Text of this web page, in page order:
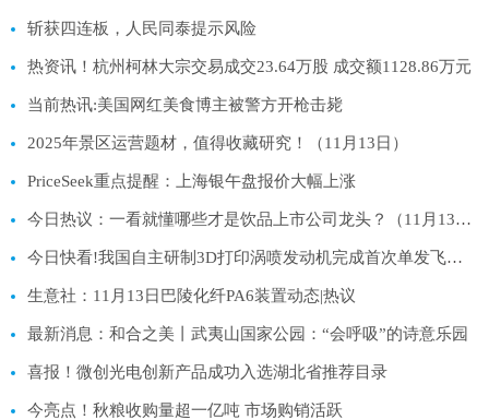
斩获四连板，人民同泰提示风险
热资讯！杭州柯林大宗交易成交23.64万股 成交额1128.86万元
当前热讯:美国网红美食博主被警方开枪击毙
2025年景区运营题材，值得收藏研究！（11月13日）
PriceSeek重点提醒：上海银午盘报价大幅上涨
今日热议：一看就懂哪些才是饮品上市公司龙头？（11月13日）
今日快看!我国自主研制3D打印涡喷发动机完成首次单发飞行试验
生意社：11月13日巴陵化纤PA6装置动态|热议
最新消息：和合之美丨武夷山国家公园：“会呼吸”的诗意乐园
喜报！微创光电创新产品成功入选湖北省推荐目录
今亮点！秋粮收购量超一亿吨 市场购销活跃